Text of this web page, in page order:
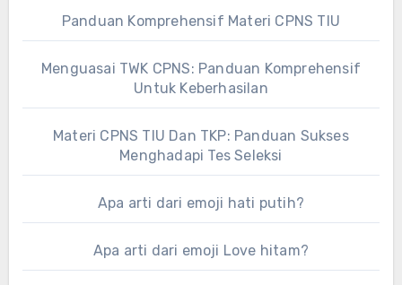
Panduan Komprehensif Materi CPNS TIU
Menguasai TWK CPNS: Panduan Komprehensif
Untuk Keberhasilan
Materi CPNS TIU Dan TKP: Panduan Sukses
Menghadapi Tes Seleksi
Apa arti dari emoji hati putih?
Apa arti dari emoji Love hitam?